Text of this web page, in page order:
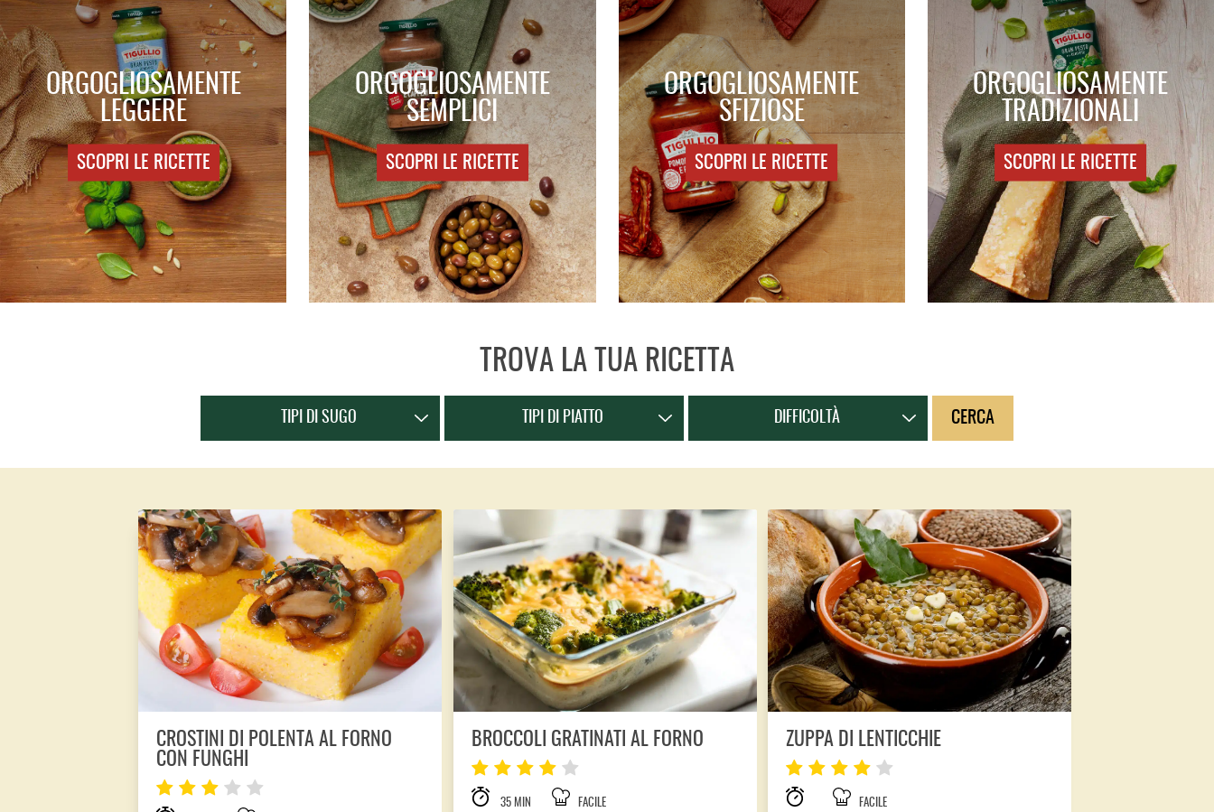
ORGOGLIOSAMENTE
LEGGERE
SCOPRI LE RICETTE
ORGOGLIOSAMENTE
SEMPLICI
SCOPRI LE RICETTE
ORGOGLIOSAMENTE
SFIZIOSE
SCOPRI LE RICETTE
ORGOGLIOSAMENTE
TRADIZIONALI
SCOPRI LE RICETTE
TROVA LA TUA RICETTA
TIPI DI SUGO TIPI DI PIATTO DIFFICOLTÀ CERCA
CROSTINI DI POLENTA AL FORNO
CON FUNGHI
BROCCOLI GRATINATI AL FORNO
35 MIN FACILE
ZUPPA DI LENTICCHIE
FACILE